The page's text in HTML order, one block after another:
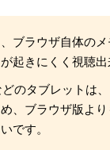
ブラウザ自体の
起きにくく視聴出
のタブレットは
、ブラウザ版よ
です。